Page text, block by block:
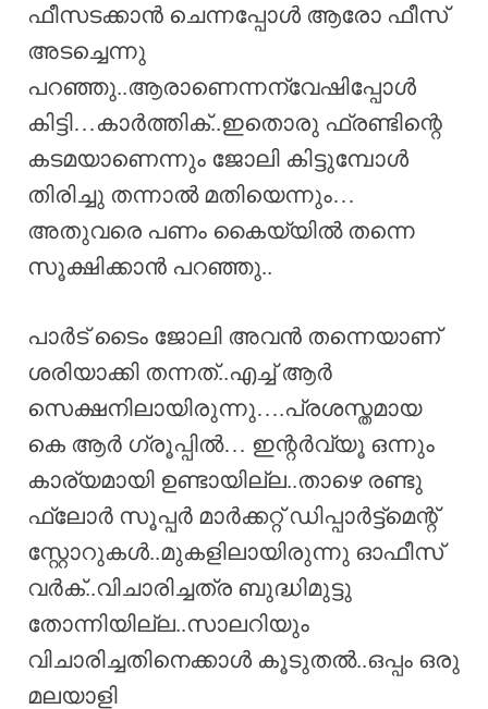
ഫീസടക്കാൻ ചെന്നപ്പോൾ ആരോ ഫീസ്
അടച്ചെന്നു
പറഞ്ഞു..ആരാണെന്നന്വേഷിപ്പോൾ
കിട്ടി…കാർത്തിക്..ഇതൊരു ഫ്രണ്ടിന്റെ
കടമയാണെന്നും ജോലി കിട്ടുമ്പോൾ
തിരിച്ചു തന്നാൽ മതിയെന്നും…
അതുവരെ പണം കൈയ്യിൽ തന്നെ
സൂക്ഷിക്കാൻ പറഞ്ഞു..
പാർട് ടൈം ജോലി അവൻ തന്നെയാണ്
ശരിയാക്കി തന്നത്..എച്ച് ആർ
സെക്ഷനിലായിരുന്നു….പ്രശസ്തമായ
കെ ആർ ഗ്രൂപ്പിൽ… ഇന്റർവ്യൂ ഒന്നും
കാര്യമായി ഉണ്ടായില്ല..താഴെ രണ്ടു
ഫ്ലോർ സൂപ്പർ മാർക്കറ്റ് ഡിപ്പാർട്ട്‌മെന്റ്
സ്റ്റോറുകൾ..മുകളിലായിരുന്നു ഓഫീസ്
വർക്..വിചാരിച്ചത്ര ബുദ്ധിമുട്ടു
തോന്നിയില്ല..സാലറിയും
വിചാരിച്ചതിനെക്കാൾ കൂടുതൽ..ഒപ്പം ഒരു
മലയാളി